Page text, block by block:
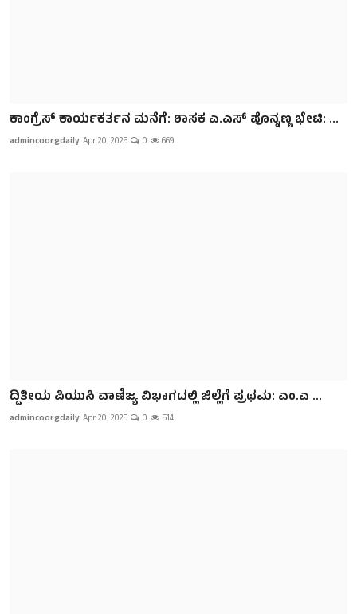
ಕಾಂಗ್ರೆಸ್ ಕಾರ್ಯಕರ್ತನ ಮನೆಗೆ: ಶಾಸಕ ಎ.ಎಸ್ ಪೊನ್ನಣ್ಣ ಭೇಟಿ: ...
admincoorgdaily Apr 20, 2025 0 669
ದ್ವಿತೀಯ ಪಿಯುಸಿ ವಾಣಿಜ್ಯ ವಿಭಾಗದಲ್ಲಿ ಜಿಲ್ಲೆಗೆ ಪ್ರಥಮ: ಎಂ.ಎ ...
admincoorgdaily Apr 20, 2025 0 514